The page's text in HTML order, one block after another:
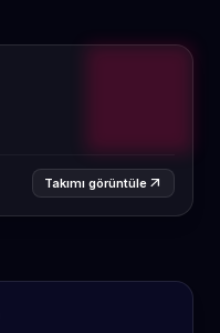
Takımı görüntüle arrow_outward